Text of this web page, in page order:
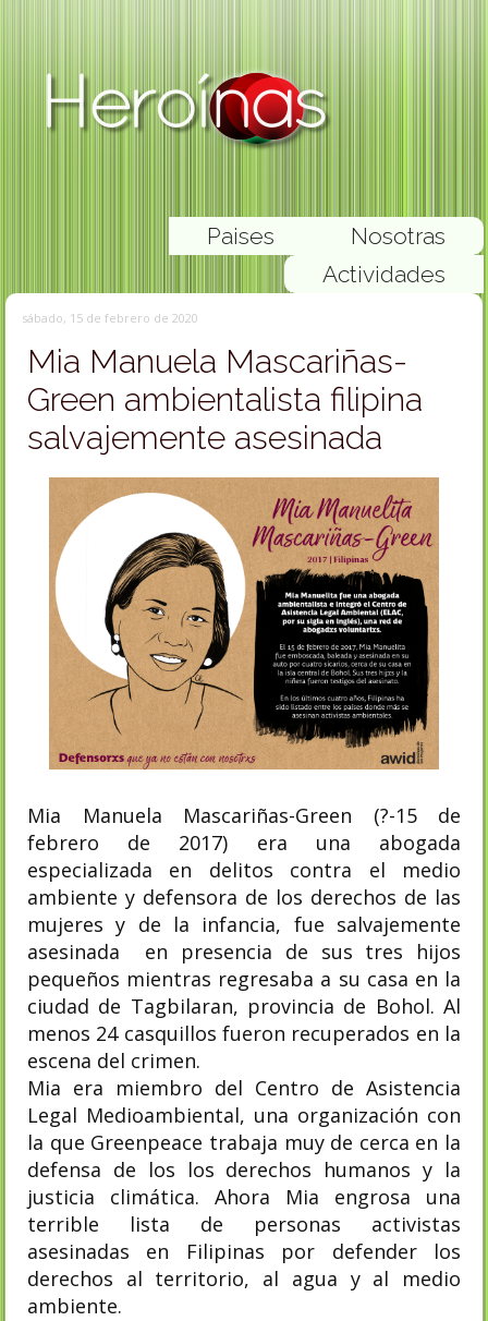
Nosotras
Paises
Actividades
sábado, 15 de febrero de 2020
Mia Manuela Mascariñas-
Green ambientalista filipina
salvajemente asesinada
Mia Manuela Mascariñas-Green (?-15 de
febrero de 2017) era una abogada
especializada en delitos contra el medio
ambiente y defensora de los derechos de las
mujeres y de la infancia, fue salvajemente
asesinada en presencia de sus tres hijos
pequeños mientras regresaba a su casa en la
ciudad de Tagbilaran, provincia de Bohol. Al
menos 24 casquillos fueron recuperados en la
escena del crimen.
Mia era miembro del Centro de Asistencia
Legal Medioambiental, una organización con
la que Greenpeace trabaja muy de cerca en la
defensa de los los derechos humanos y la
justicia climática. Ahora Mia engrosa una
terrible lista de personas activistas
asesinadas en Filipinas por defender los
derechos al territorio, al agua y al medio
ambiente.